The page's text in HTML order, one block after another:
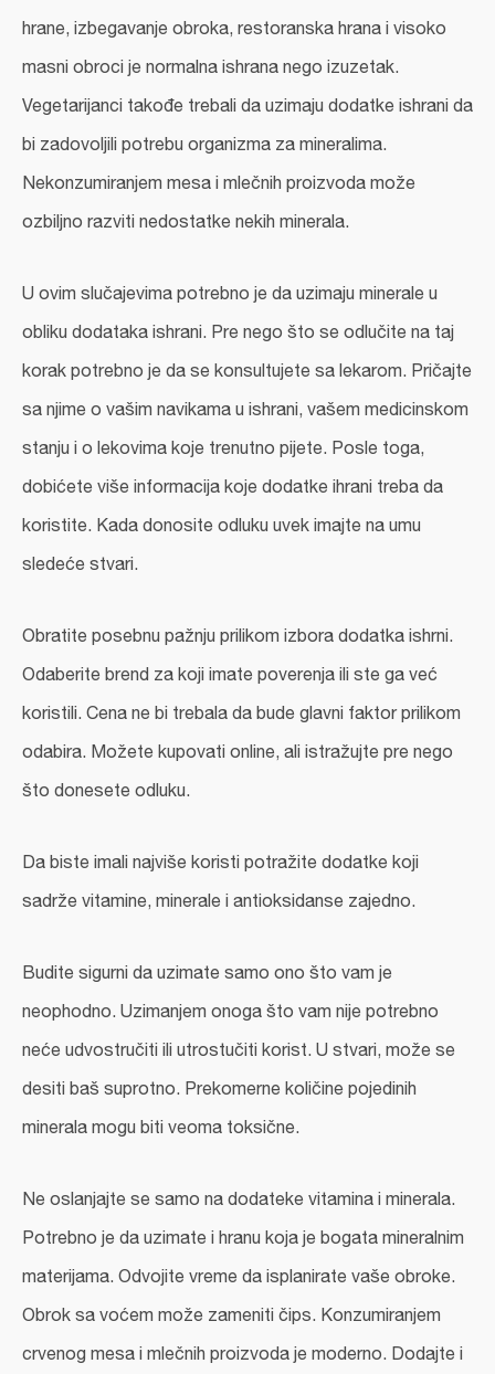
hrane, izbegavanje obroka, restoranska hrana i visoko
masni obroci je normalna ishrana nego izuzetak.
Vegetarijanci takođe trebali da uzimaju dodatke ishrani da
bi zadovoljili potrebu organizma za mineralima.
Nekonzumiranjem mesa i mlečnih proizvoda može
ozbiljno razviti nedostatke nekih minerala.
U ovim slučajevima potrebno je da uzimaju minerale u
obliku dodataka ishrani. Pre nego što se odlučite na taj
korak potrebno je da se konsultujete sa lekarom. Pričajte
sa njime o vašim navikama u ishrani, vašem medicinskom
stanju i o lekovima koje trenutno pijete. Posle toga,
dobićete više informacija koje dodatke ihrani treba da
koristite. Kada donosite odluku uvek imajte na umu
sledeće stvari.
Obratite posebnu pažnju prilikom izbora dodatka ishrni.
Odaberite brend za koji imate poverenja ili ste ga već
koristili. Cena ne bi trebala da bude glavni faktor prilikom
odabira. Možete kupovati online, ali istražujte pre nego
što donesete odluku.
Da biste imali najviše koristi potražite dodatke koji
sadrže vitamine, minerale i antioksidanse zajedno.
Budite sigurni da uzimate samo ono što vam je
neophodno. Uzimanjem onoga što vam nije potrebno
neće udvostručiti ili utrostučiti korist. U stvari, može se
desiti baš suprotno. Prekomerne količine pojedinih
minerala mogu biti veoma toksične.
Ne oslanjajte se samo na dodateke vitamina i minerala.
Potrebno je da uzimate i hranu koja je bogata mineralnim
materijama. Odvojite vreme da isplanirate vaše obroke.
Obrok sa voćem može zameniti čips. Konzumiranjem
crvenog mesa i mlečnih proizvoda je moderno. Dodajte i